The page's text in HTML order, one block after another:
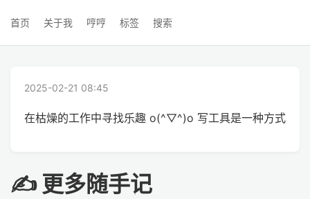
首页 关于我 哼哼 标签 搜索
2025-02-21 08:45
在枯燥的工作中寻找乐趣 o(^▽^)o 写工具是一种方式
✍ 更多随手记